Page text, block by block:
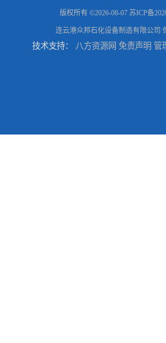
版权所有 ©2026-08-07 苏ICP备
连云港众邦石化设备制造有限公司
技术支持： 八方资源网 免责声明 管